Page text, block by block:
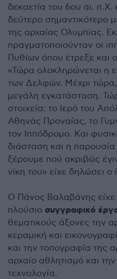
δεκαετία του 6ου αι. π.Χ.
δεύτερο σημαντικότερο
της αρχαίας Ολυμπίας.
πραγματοποιούνταν οι
Πυθίων όπου έτρεξε και
«Τώρα ολοκληρώνεται η
των Δελφών. Μέχρι τώρα,
μεγάλη εγκατάσταση.
στοιχεία: το Ιερό του
Αθηνάς Προναίας, το
τον Ιππόδρομο. Και
διάσταση και η
ξέρουμε πού ακριβώς
νίκη του» είχε δηλώσει ο
Ο Πάνος Βαλαβάνης είχε
πλούσιο συγγραφικό
θεματικούς άξονες την
κεραμική και
και την τοπογραφία της
αρχαίο αθλητισμό και
τεχνολογία.